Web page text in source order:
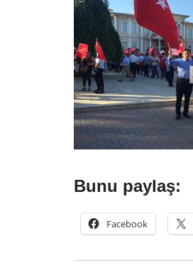
Bunu paylaş:
Facebook